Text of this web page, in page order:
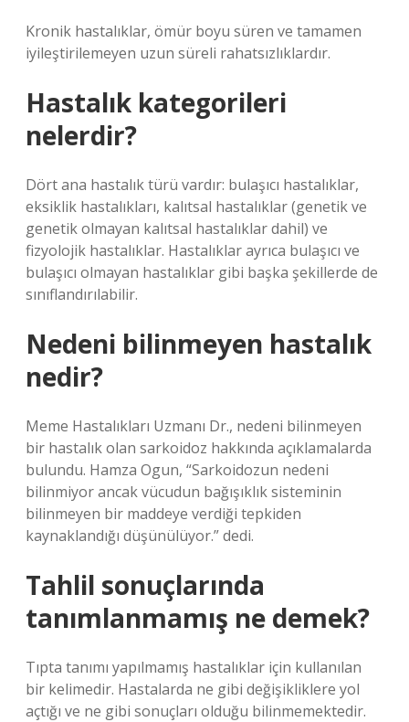
Kronik hastalıklar, ömür boyu süren ve tamamen
iyileştirilemeyen uzun süreli rahatsızlıklardır.
Hastalık kategorileri
nelerdir?
Dört ana hastalık türü vardır: bulaşıcı hastalıklar,
eksiklik hastalıkları, kalıtsal hastalıklar (genetik ve
genetik olmayan kalıtsal hastalıklar dahil) ve
fizyolojik hastalıklar. Hastalıklar ayrıca bulaşıcı ve
bulaşıcı olmayan hastalıklar gibi başka şekillerde de
sınıflandırılabilir.
Nedeni bilinmeyen hastalık
nedir?
Meme Hastalıkları Uzmanı Dr., nedeni bilinmeyen
bir hastalık olan sarkoidoz hakkında açıklamalarda
bulundu. Hamza Ogun, “Sarkoidozun nedeni
bilinmiyor ancak vücudun bağışıklık sisteminin
bilinmeyen bir maddeye verdiği tepkiden
kaynaklandığı düşünülüyor.” dedi.
Tahlil sonuçlarında
tanımlanmamış ne demek?
Tıpta tanımı yapılmamış hastalıklar için kullanılan
bir kelimedir. Hastalarda ne gibi değişikliklere yol
açtığı ve ne gibi sonuçları olduğu bilinmemektedir.